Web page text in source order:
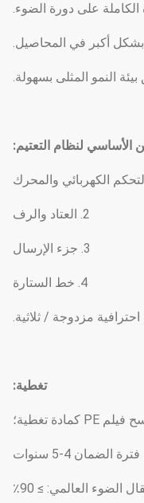
على دورة الضوء.
بشكل أكبر في المحاصيل.
النمو المثلى بسهولة.
الأساسي لنظام التعتيم:
2. العتاد والرف
3. جزء الإرسال
4. خط الستارة
تغطية:
4-5 سنوات
الضوء العالمي: ≥ 90٪